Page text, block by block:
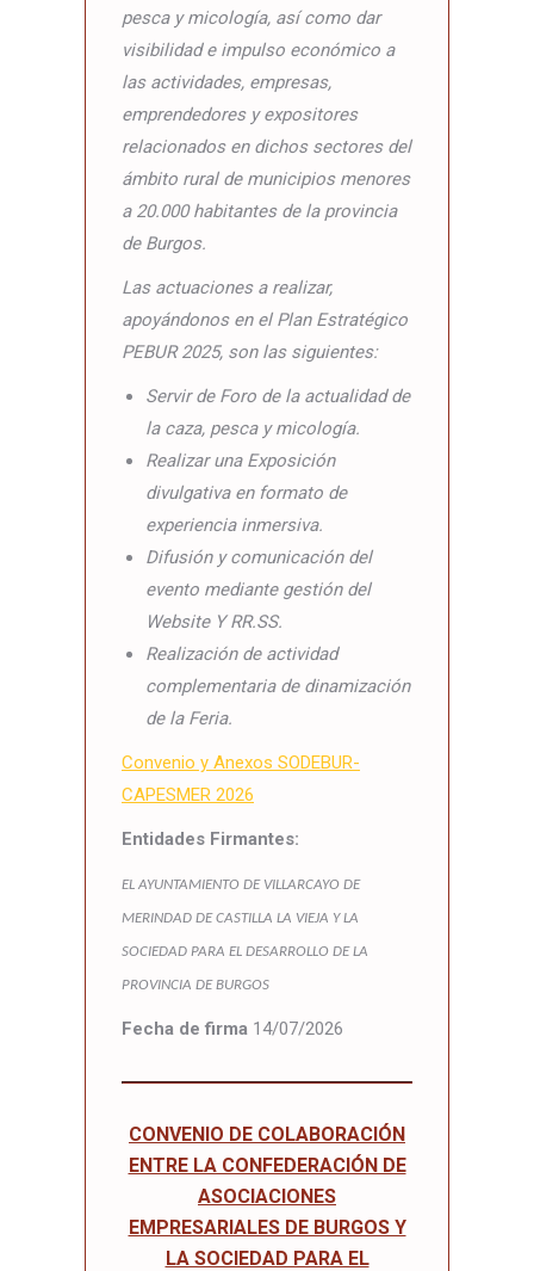
pesca y micología, así como dar
visibilidad e impulso económico a
las actividades, empresas,
emprendedores y expositores
relacionados en dichos sectores del
ámbito rural de municipios menores
a 20.000 habitantes de la provincia
de Burgos.
Las actuaciones a realizar,
apoyándonos en el Plan Estratégico
PEBUR 2025, son las siguientes:
Servir de Foro de la actualidad de
la caza, pesca y micología.
Realizar una Exposición
divulgativa en formato de
experiencia inmersiva.
Difusión y comunicación del
evento mediante gestión del
Website Y RR.SS.
Realización de actividad
complementaria de dinamización
de la Feria.
Convenio y Anexos SODEBUR-
CAPESMER 2026
Entidades Firmantes:
EL AYUNTAMIENTO DE VILLARCAYO DE
MERINDAD DE CASTILLA LA VIEJA Y LA
SOCIEDAD PARA EL DESARROLLO DE LA
PROVINCIA DE BURGOS
Fecha de firma 14/07/2026
CONVENIO DE COLABORACIÓN
ENTRE LA CONFEDERACIÓN DE
ASOCIACIONES
EMPRESARIALES DE BURGOS Y
LA SOCIEDAD PARA EL